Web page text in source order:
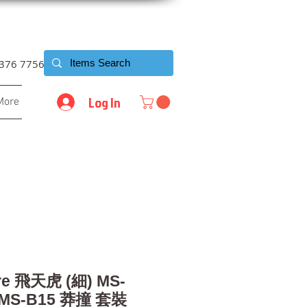
7756
Log In
飛天虎 (細) MS-
B15 莽撞 套裝